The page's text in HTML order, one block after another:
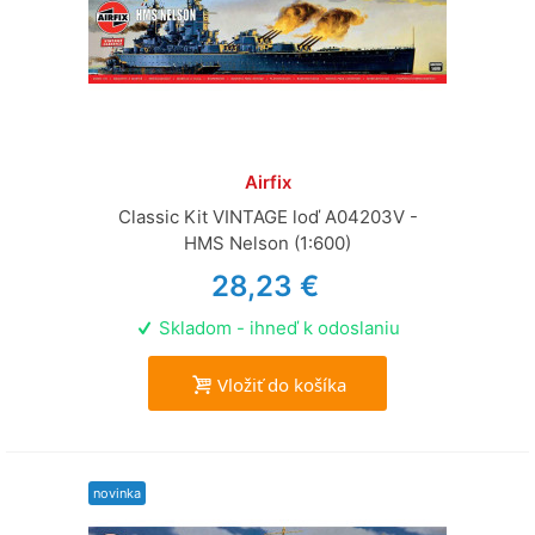
Airfix
Classic Kit VINTAGE loď A04203V -
HMS Nelson (1:600)
28,23 €
Skladom - ihneď k odoslaniu
Vložiť do košíka
novinka